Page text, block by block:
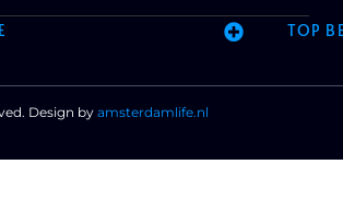
TOP
Design by amsterdamlife.nl